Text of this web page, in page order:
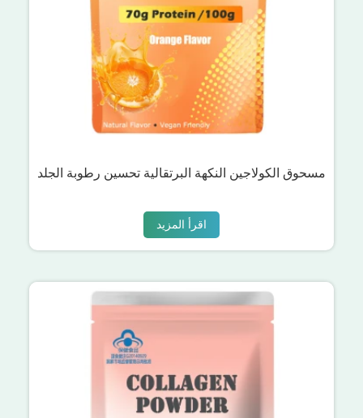
مسحوق الكولاجين النكهة البرتقالية تحسين رطوبة الجلد
اقرأ المزيد